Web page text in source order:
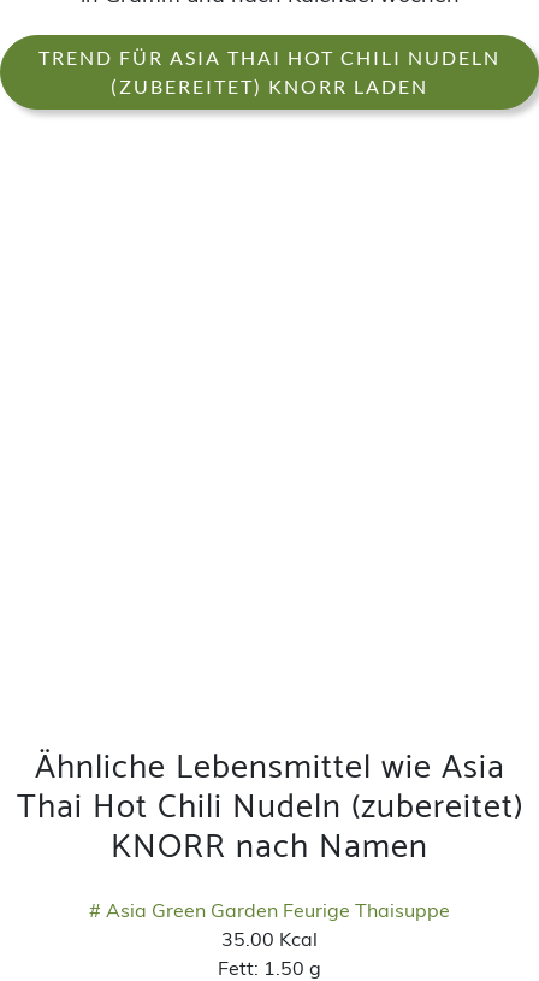
TREND FÜR ASIA THAI HOT CHILI NUDELN
(ZUBEREITET) KNORR LADEN
Ähnliche Lebensmittel wie Asia
Thai Hot Chili Nudeln (zubereitet)
KNORR nach Namen
# Asia Green Garden Feurige Thaisuppe
35.00 Kcal
Fett: 1.50 g